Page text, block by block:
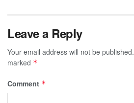
Leave a Reply
Your email address will not be published.
marked *
Comment *